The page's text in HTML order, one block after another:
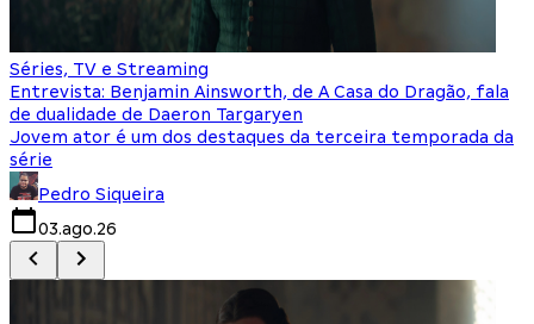
Séries, TV e Streaming
Entrevista: Benjamin Ainsworth, de A Casa do Dragão, fala
de dualidade de Daeron Targaryen
Jovem ator é um dos destaques da terceira temporada da
série
Pedro Siqueira
03.ago.26